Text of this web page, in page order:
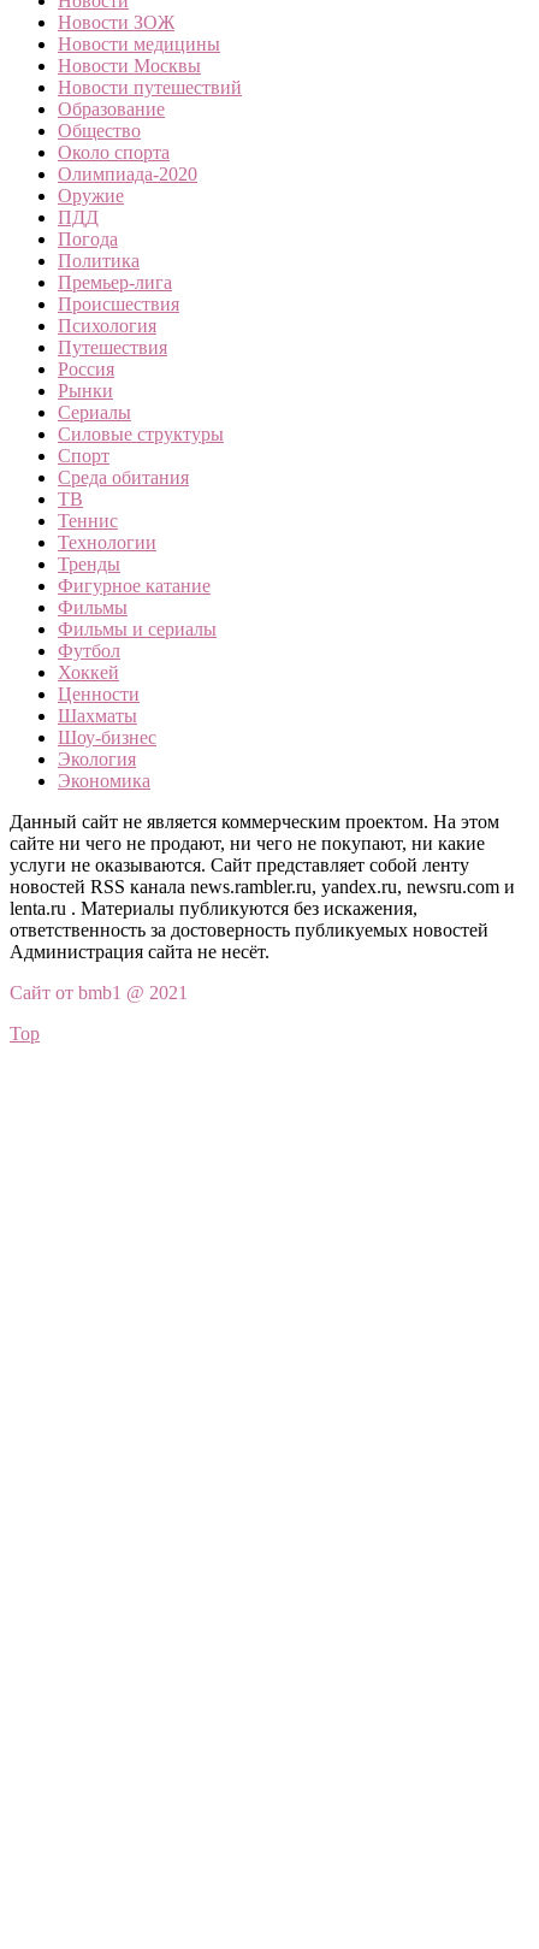
Новости ЗОЖ
Новости медицины
Новости Москвы
Новости путешествий
Образование
Общество
Около спорта
Олимпиада-2020
Оружие
ПДД
Погода
Политика
Премьер-лига
Происшествия
Психология
Путешествия
Россия
Рынки
Сериалы
Силовые структуры
Спорт
Среда обитания
ТВ
Теннис
Технологии
Тренды
Фигурное катание
Фильмы
Фильмы и сериалы
Футбол
Хоккей
Ценности
Шахматы
Шоу-бизнес
Экология
Экономика
Данный сайт не является коммерческим проектом. На этом
сайте ни чего не продают, ни чего не покупают, ни какие
услуги не оказываются. Сайт представляет собой ленту
новостей RSS канала news.rambler.ru, yandex.ru, newsru.com и
lenta.ru . Материалы публикуются без искажения,
ответственность за достоверность публикуемых новостей
Администрация сайта не несёт.
Сайт от bmb1 @ 2021
Top